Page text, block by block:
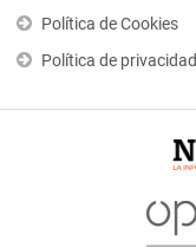
Política de Cookies
Política de privacidad